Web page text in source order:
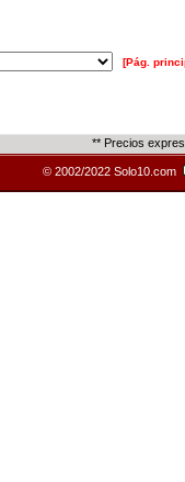
[Pág.
** Precios
© 2002/2022 Solo10.com